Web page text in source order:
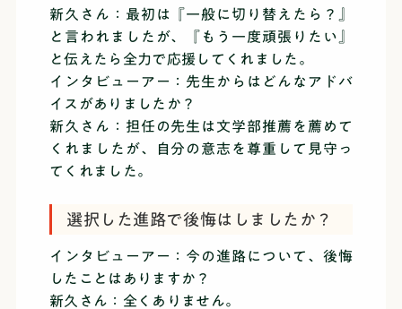
新久さん：最初は『一般に切り替えたら？』
と言われましたが、『もう一度頑張りたい』
と伝えたら全力で応援してくれました。
インタビューアー：先生からはどんなアドバ
イスがありましたか？
新久さん：担任の先生は文学部推薦を薦めて
くれましたが、自分の意志を尊重して見守っ
てくれました。
選択した進路で後悔はしましたか？
インタビューアー：今の進路について、後悔
したことはありますか？
新久さん：全くありません。